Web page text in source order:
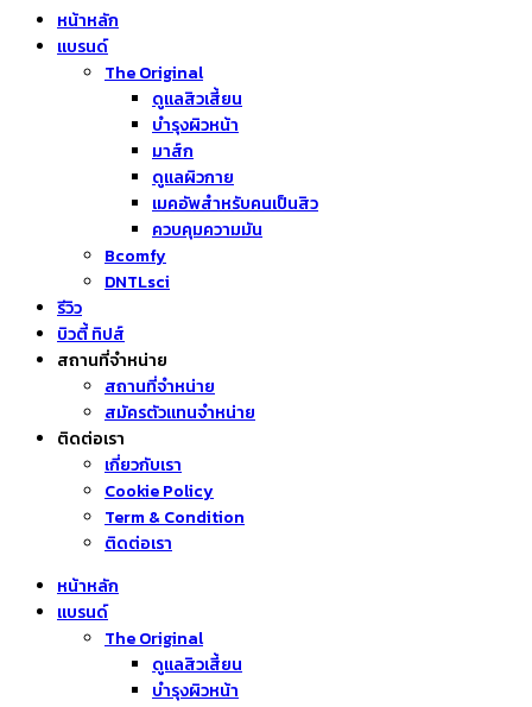
หน้าหลัก
แบรนด์
The Original
ดูแลสิวเสี้ยน
บำรุงผิวหน้า
มาส์ก
ดูแลผิวกาย
เมคอัพสำหรับคนเป็นสิว
ควบคุมความมัน
Bcomfy
DNTLsci
รีวิว
บิวตี้ ทิปส์
สถานที่จำหน่าย
สถานที่จำหน่าย
สมัครตัวแทนจำหน่าย
ติดต่อเรา
เกี่ยวกับเรา
Cookie Policy
Term & Condition
ติดต่อเรา
หน้าหลัก
แบรนด์
The Original
ดูแลสิวเสี้ยน
บำรุงผิวหน้า